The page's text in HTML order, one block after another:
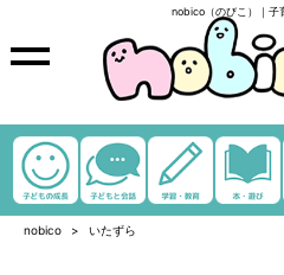
nobico（のびこ）｜子
nobico いたずら